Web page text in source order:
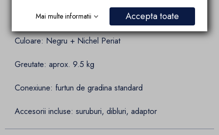
Presiune apa: 3.5 bar
Culoare: Negru + Nichel Periat
Greutate: aprox. 9.5 kg
Conexiune: furtun de gradina standard
Accesorii incluse: suruburi, dibluri, adaptor
Mai multe informatii Accepta toate